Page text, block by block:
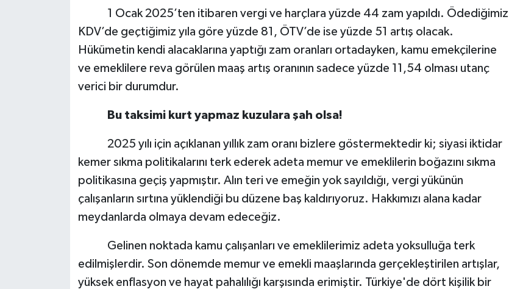
1 Ocak 2025’ten itibaren vergi ve harçlara yüzde 44 zam yapıldı. Ödediğimiz
KDV’de geçtiğimiz yıla göre yüzde 81, ÖTV’de ise yüzde 51 artış olacak.
Hükümetin kendi alacaklarına yaptığı zam oranları ortadayken, kamu emekçilerine
ve emeklilere reva görülen maaş artış oranının sadece yüzde 11,54 olması utanç
verici bir durumdur.
Bu taksimi kurt yapmaz kuzulara şah olsa!
2025 yılı için açıklanan yıllık zam oranı bizlere göstermektedir ki; siyasi iktidar
kemer sıkma politikalarını terk ederek adeta memur ve emeklilerin boğazını sıkma
politikasına geçiş yapmıştır. Alın teri ve emeğin yok sayıldığı, vergi yükünün
çalışanların sırtına yüklendiği bu düzene baş kaldırıyoruz. Hakkımızı alana kadar
meydanlarda olmaya devam edeceğiz.
Gelinen noktada kamu çalışanları ve emeklilerimiz adeta yoksulluğa terk
edilmişlerdir. Son dönemde memur ve emekli maaşlarında gerçekleştirilen artışlar,
yüksek enflasyon ve hayat pahalılığı karşısında erimiştir. Türkiye'de dört kişilik bir